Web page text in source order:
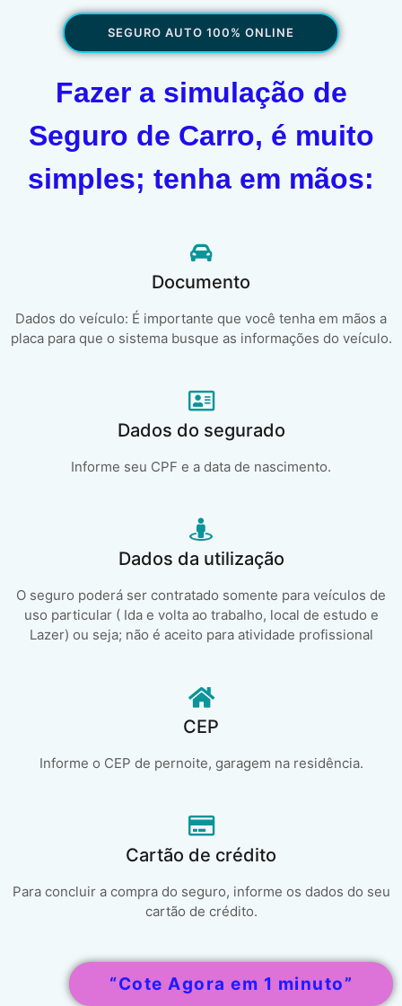
SEGURO AUTO 100% ONLINE
Fazer a simulação de
Seguro de Carro, é muito
simples; tenha em mãos:
Documento
Dados do veículo: É importante que você tenha em mãos a
placa para que o sistema busque as informações do veículo.
Dados do segurado
Informe seu CPF e a data de nascimento.
Dados da utilização
O seguro poderá ser contratado somente para veículos de
uso particular ( Ida e volta ao trabalho, local de estudo e
Lazer) ou seja; não é aceito para atividade profissional
CEP
Informe o CEP de pernoite, garagem na residência.
Cartão de crédito
Para concluir a compra do seguro, informe os dados do seu
cartão de crédito.
“Cote Agora em 1 minuto”